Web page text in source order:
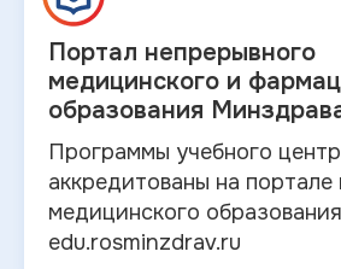
Портал непрерывного
медицинского и
образования
Программы учебного
аккредитованы на портале
медицинского образования
edu.rosminzdrav.ru